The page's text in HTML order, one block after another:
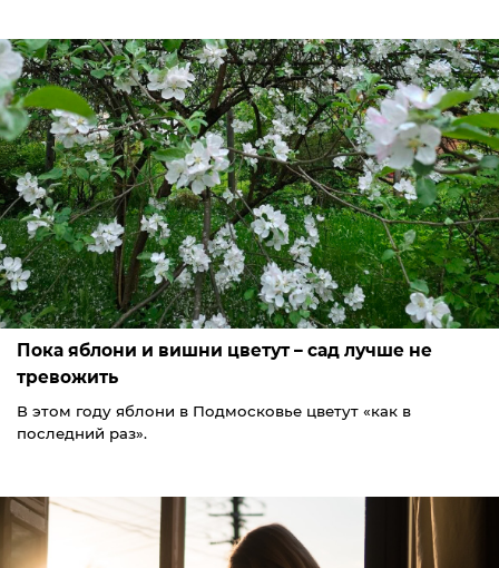
Пока яблони и вишни цветут – сад лучше не
тревожить
В этом году яблони в Подмосковье цветут «как в
последний раз».